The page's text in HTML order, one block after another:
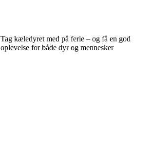
Tag kæledyret med på ferie – og få en god
oplevelse for både dyr og mennesker